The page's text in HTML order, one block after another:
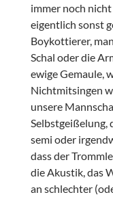
immer noch
eigentlich sonst
Boykottierer,
Schal oder die
ewige Gemaule,
Nichtmitsingen
unsere
Selbstgeißelung,
semi oder
dass der
die Akustik, das
an schlechter